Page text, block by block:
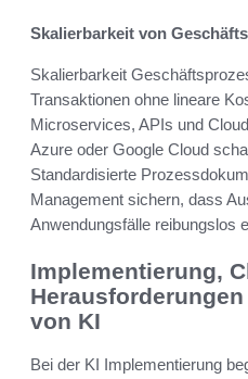
Skalierbarkeit von
Skalierbarkeit
Transaktionen ohne lineare
Microservices, APIs und
Azure oder Google Cloud
Standardisierte
Management sichern, dass
Anwendungsfälle reibungslos
Implementierung,
von KI
Bei der KI Implementierung